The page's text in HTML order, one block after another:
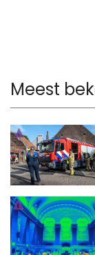
Meest